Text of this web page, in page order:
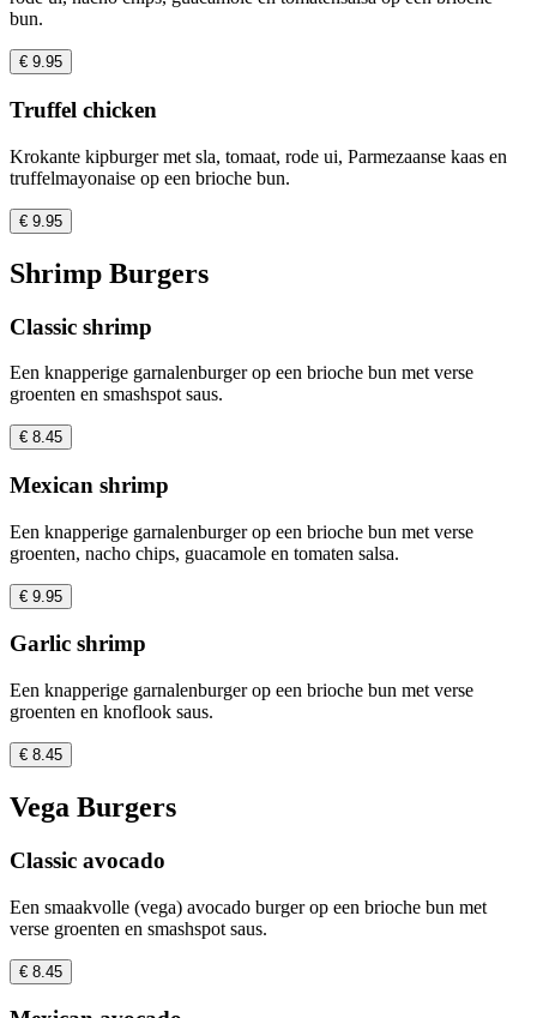
bun.
€ 9.95
Truffel chicken
Krokante kipburger met sla, tomaat, rode ui, Parmezaanse kaas en
truffelmayonaise op een brioche bun.
€ 9.95
Shrimp Burgers
Classic shrimp
Een knapperige garnalenburger op een brioche bun met verse
groenten en smashspot saus.
€ 8.45
Mexican shrimp
Een knapperige garnalenburger op een brioche bun met verse
groenten, nacho chips, guacamole en tomaten salsa.
€ 9.95
Garlic shrimp
Een knapperige garnalenburger op een brioche bun met verse
groenten en knoflook saus.
€ 8.45
Vega Burgers
Classic avocado
Een smaakvolle (vega) avocado burger op een brioche bun met
verse groenten en smashspot saus.
€ 8.45